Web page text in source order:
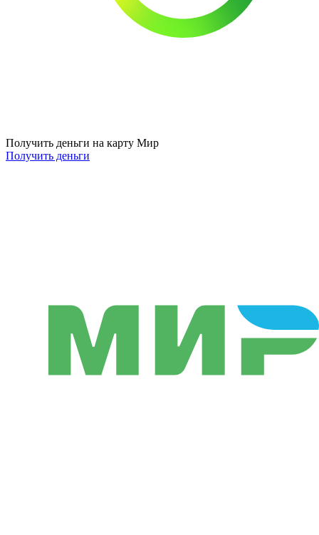
Получить деньги на карту Мир
Получить деньги